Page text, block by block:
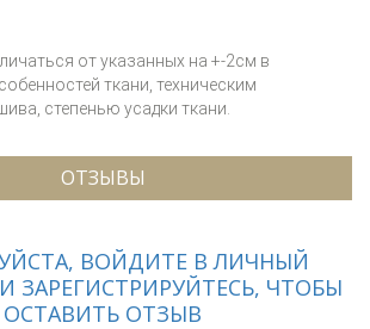
от указанных на +-2см в
ткани, техническим
степенью усадки ткани.
ОТЗЫВЫ
ВОЙДИТЕ В ЛИЧНЫЙ
ЗАРЕГИСТРИРУЙТЕСЬ, ЧТОБЫ
ОСТАВИТЬ ОТЗЫВ